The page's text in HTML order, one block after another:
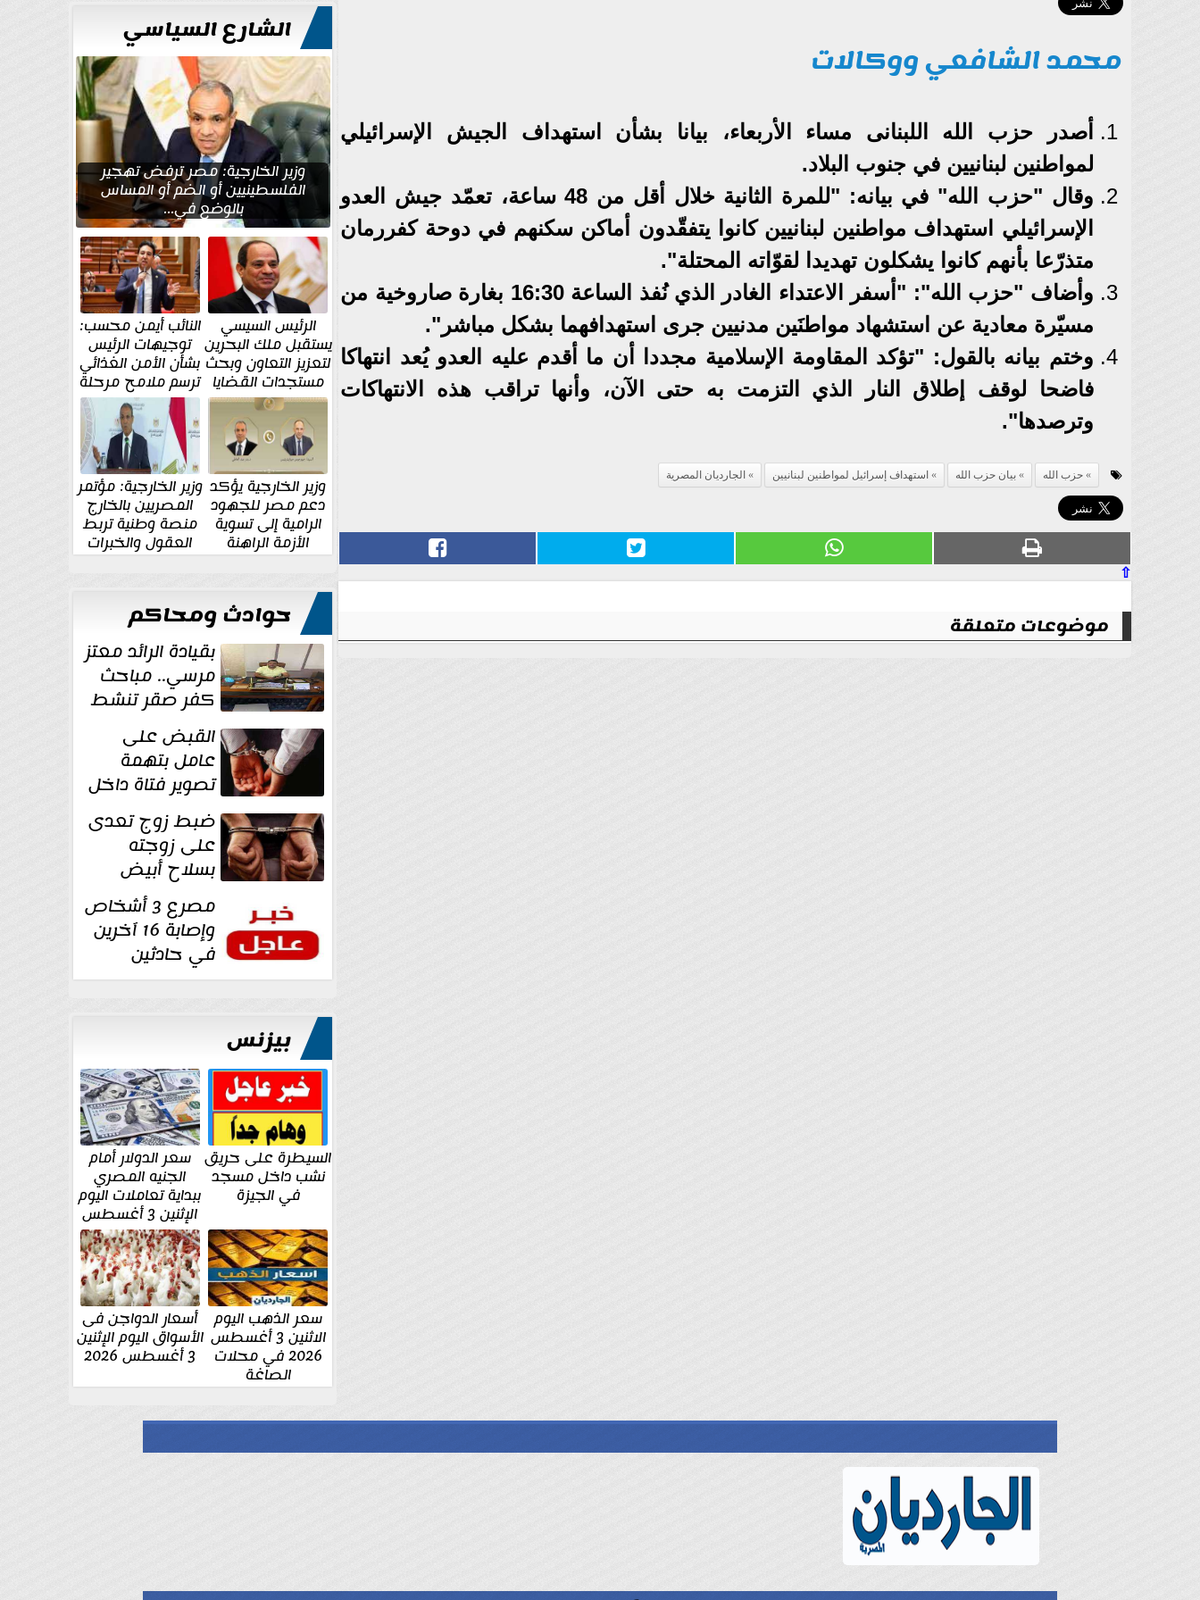
محمد الشافعي ووكالات
أصدر حزب الله اللبنانى مساء الأربعاء، بيانا بشأن استهداف الجيش الإسرائيلي
لمواطنين لبنانيين في جنوب البلاد.
وقال "حزب الله" في بيانه: "للمرة الثانية خلال أقل من 48 ساعة، تعمّد جيش العدو
الإسرائيلي استهداف مواطنين لبنانيين كانوا يتفقّدون أماكن سكنهم في دوحة كفررمان
متذرّعا بأنهم كانوا يشكلون تهديدا لقوّاته المحتلة".
وأضاف "حزب الله": "أسفر الاعتداء الغادر الذي نُفذ الساعة 16:30 بغارة صاروخية من
مسيّرة معادية عن استشهاد مواطنَين مدنيين جرى استهدافهما بشكل مباشر".
وختم بيانه بالقول: "تؤكد المقاومة الإسلامية مجددا أن ما أقدم عليه العدو يُعد انتهاكا
فاضحا لوقف إطلاق النار الذي التزمت به حتى الآن، وأنها تراقب هذه الانتهاكات
وترصدها".
حزب الله بيان حزب الله استهداف إسرائيل لمواطنين لبنانيين الجارديان المصرية
⇧
موضوعات متعلقة
الشارع السياسي
وزير الخارجية: مصر ترفض تهجير
الفلسطينيين أو الضم أو المساس
بالوضع في...
الرئيس السيسي
يستقبل ملك البحرين
لتعزيز التعاون وبحث
مستجدات القضايا
الإقليمية والدولية
النائب أيمن محسب:
توجيهات الرئيس
بشأن الأمن الغذائي
ترسم ملامح مرحلة
جديدة
وزير الخارجية يؤكد
دعم مصر للجهود
الرامية إلى تسوية
الأزمة الراهنة
وزير الخارجية: مؤتمر
المصريين بالخارج
منصة وطنية تربط
العقول والخبرات
المصرية بالدولة
حوادث ومحاكم
بقيادة الرائد معتز
مرسي.. مباحث
كفر صقر تنشط
بقوة وتوجه
ضربات أمنية... القبض على
عامل بتهمة
تصوير فتاة داخل
غرفة تغيير
الملابس بمحل في...ضبط زوج تعدى
على زوجته
بسلاح أبيض
وأصابها بجرح
قطعي في الوجه... مصرع 3 أشخاص
وإصابة 16 آخرين
في حادثين
بالشرقية اليوم
بيزنس
السيطرة على حريق
نشب داخل مسجد
في الجيزة
سعر الدولار أمام
الجنيه المصري
ببداية تعاملات اليوم
الإثنين 3 أغسطس
سعر الذهب اليوم
الاثنين 3 أغسطس
2026 في محلات
الصاغة
أسعار الدواجن فى
الأسواق اليوم الإثنين
3 أغسطس 2026